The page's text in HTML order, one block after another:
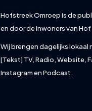
Hofstreek Omroep is de
en door de inwoners van
Wij brengen dagelijks lokaal
[Tekst] TV, Radio, Website,
Instagram en Podcast.